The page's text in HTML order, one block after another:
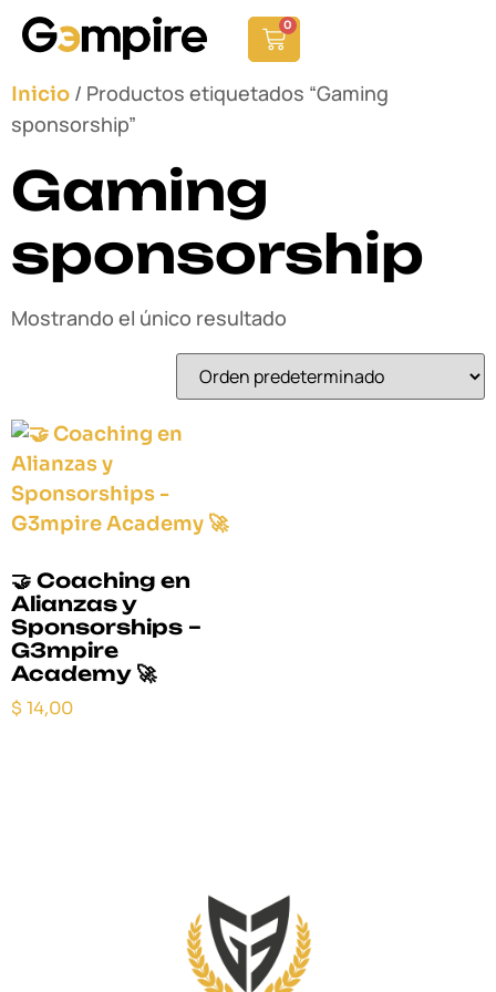
0
Inicio / Productos etiquetados “Gaming
sponsorship”
Gaming
sponsorship
Mostrando el único resultado
🤝 Coaching en
Alianzas y
Sponsorships –
G3mpire
Academy 🚀
$ 14,00